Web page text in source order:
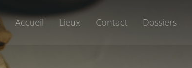
Accueil Lieux Contact Dossiers